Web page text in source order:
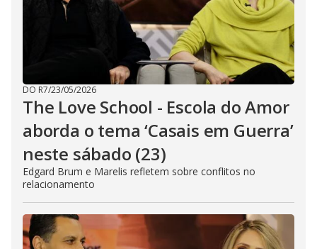
DO R7/23/05/2026
The Love School - Escola do Amor
aborda o tema ‘Casais em Guerra’
neste sábado (23)
Edgard Brum e Marelis refletem sobre conflitos no
relacionamento